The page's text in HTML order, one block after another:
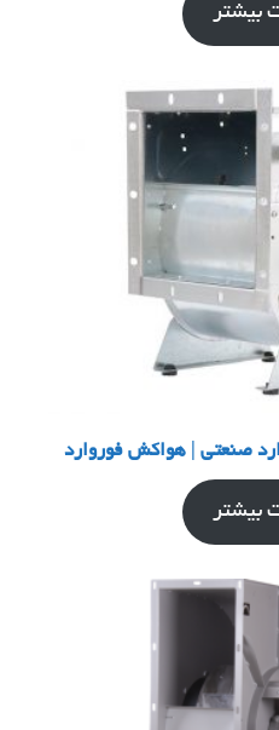
بیشتر
صنعتی | هواکش فوروارد
بیشتر